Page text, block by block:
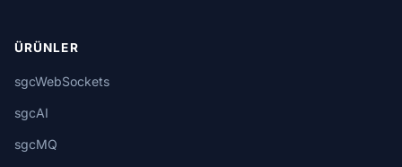
ÜRÜNLER
sgcWebSockets
sgcAI
sgcMQ